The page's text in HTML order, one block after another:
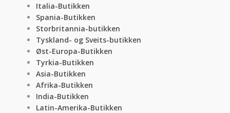
Italia-Butikken
Spania-Butikken
Storbritannia-butikken
Tyskland- og Sveits-butikken
Øst-Europa-Butikken
Tyrkia-Butikken
Asia-Butikken
Afrika-Butikken
India-Butikken
Latin-Amerika-Butikken